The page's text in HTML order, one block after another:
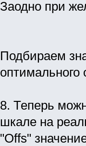
Заодно при
Подбираем
оптимального
8. Теперь
шкале на
"Offs"